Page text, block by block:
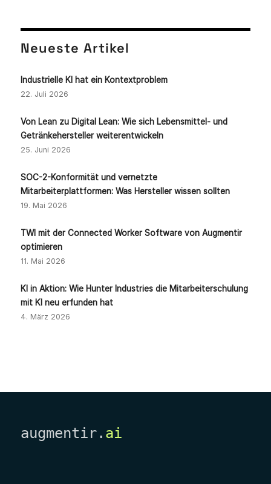
Neueste Artikel
Industrielle KI hat ein Kontextproblem
22. Juli 2026
Von Lean zu Digital Lean: Wie sich Lebensmittel- und
Getränkehersteller weiterentwickeln
25. Juni 2026
SOC-2-Konformität und vernetzte
Mitarbeiterplattformen: Was Hersteller wissen sollten
19. Mai 2026
TWI mit der Connected Worker Software von Augmentir
optimieren
11. Mai 2026
KI in Aktion: Wie Hunter Industries die Mitarbeiterschulung
mit KI neu erfunden hat
4. März 2026
augmentir. ai